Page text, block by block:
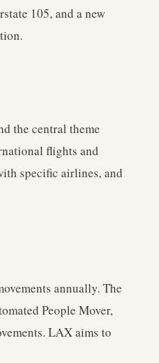
105, and a new
the central theme
flights and
specific airlines, and
annually. The
People Mover,
LAX aims to